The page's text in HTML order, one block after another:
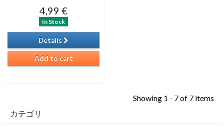
4,99 €
In Stock
Details
Add to cart
Showing 1 - 7 of 7 items
カテゴリ